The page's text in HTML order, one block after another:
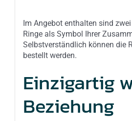
Im Angebot enthalten sind
Ringe als Symbol Ihrer
Selbstverständlich können die
bestellt werden.
Einzigartig
Beziehung